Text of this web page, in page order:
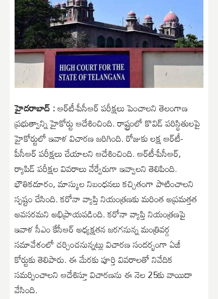
‎హైదరాబాద్ :ఆర్‌టీ-పీసీఆర్‌ పరీక్షలు పెంచాలని తెలంగాణ
ప్రభుత్వాన్ని హైకోర్టు ఆదేశించింది. రాష్ట్రంలో కొవిడ్‌ పరిస్థితులపై
హైకోర్టులో ఇవాళ విచారణ జరిగింది. రోజుకు లక్ష ఆర్‌టీ-
పీసీఆర్‌ పరీక్షలు చేయాలని ఆదేశించింది. ఆర్‌టీ-పీసీఆర్‌,
ర్యాపిడ్‌ పరీక్షల వివరాలు వేర్వేరుగా ఇవ్వాలని తెలిపింది.
భౌతికదూరం, మాస్కుల నిబంధనలు కచ్చితంగా పాటించాలని
స్పష్టం చేసింది. కరోనా వ్యాప్తి నియంత్రణకు మరింత అప్రమత్తత
అవసరమని అభిప్రాయపడింది. కరోనా వ్యాప్తి నియంత్రణపై
ఇవాళ సీఎం కేసీఆర్‌ అధ్యక్షతన జరగనున్న మంత్రివర్గ
సమావేశంలో చర్చించనున్నట్లు విచారణ సందర్భంగా ఏజీ
కోర్టుకు తెలిపారు. ఈ మేరకు పూర్తి వివరాలతో నివేదిక
సమర్పించాలని ఆదేశిస్తూ విచారణను ఈ నెల 25కు వాయిదా
వేసింది.